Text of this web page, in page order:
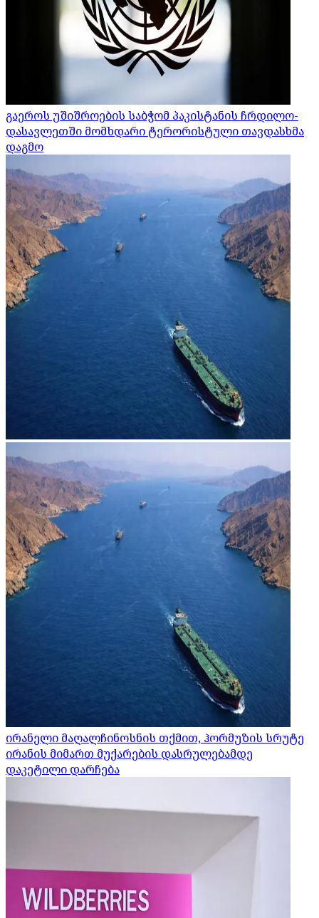
გაეროს უშიშროების საბჭომ პაკისტანის ჩრდილო-
დასავლეთში მომხდარი ტერორისტული თავდასხმა
დაგმო
ირანელი მაღალჩინოსნის თქმით, ჰორმუზის სრუტე
ირანის მიმართ მუქარების დასრულებამდე
დაკეტილი დარჩება